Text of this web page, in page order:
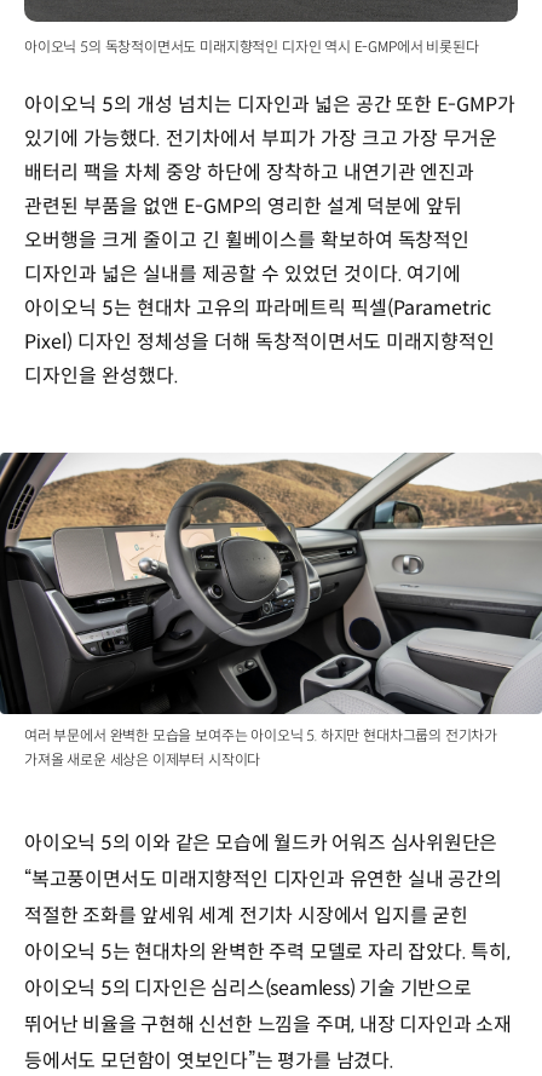
아이오닉 5의 독창적이면서도 미래지향적인 디자인 역시 E-GMP에서 비롯된다
아이오닉 5의 개성 넘치는 디자인과 넓은 공간 또한 E-GMP가
있기에 가능했다. 전기차에서 부피가 가장 크고 가장 무거운
배터리 팩을 차체 중앙 하단에 장착하고 내연기관 엔진과
관련된 부품을 없앤 E-GMP의 영리한 설계 덕분에 앞뒤
오버행을 크게 줄이고 긴 휠베이스를 확보하여 독창적인
디자인과 넓은 실내를 제공할 수 있었던 것이다. 여기에
아이오닉 5는 현대차 고유의 파라메트릭 픽셀(Parametric
Pixel) 디자인 정체성을 더해 독창적이면서도 미래지향적인
디자인을 완성했다.
여러 부문에서 완벽한 모습을 보여주는 아이오닉 5. 하지만 현대차그룹의 전기차가
가져올 새로운 세상은 이제부터 시작이다
아이오닉 5의 이와 같은 모습에 월드카 어워즈 심사위원단은
“복고풍이면서도 미래지향적인 디자인과 유연한 실내 공간의
적절한 조화를 앞세워 세계 전기차 시장에서 입지를 굳힌
아이오닉 5는 현대차의 완벽한 주력 모델로 자리 잡았다. 특히,
아이오닉 5의 디자인은 심리스(seamless) 기술 기반으로
뛰어난 비율을 구현해 신선한 느낌을 주며, 내장 디자인과 소재
등에서도 모던함이 엿보인다”는 평가를 남겼다.